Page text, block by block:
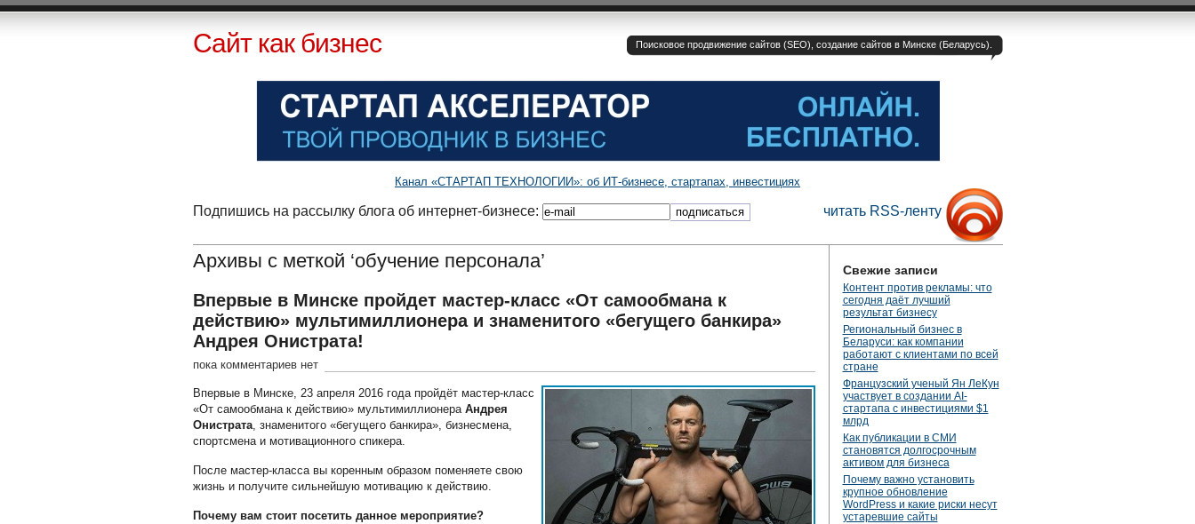
Сайт как бизнес Поисковое продвижение сайтов (SEO), создание сайтов в Минске (Беларусь).
Канал «СТАРТАП ТЕХНОЛОГИИ»: об ИТ-бизнесе, стартапах, инвестициях
Подпишись на рассылку блога об интернет-бизнесе: читать RSS-ленту
Архивы с меткой ‘обучение персонала’
Впервые в Минске пройдет мастер-класс «От самообмана к
действию» мультимиллионера и знаменитого «бегущего банкира»
Андрея Онистрата!
пока комментариев нет
Впервые в Минске, 23 апреля 2016 года пройдёт мастер-класс
«От самообмана к действию» мультимиллионера Андрея
Онистрата, знаменитого «бегущего банкира», бизнесмена,
спортсмена и мотивационного спикера.
После мастер-класса вы коренным образом поменяете свою
жизнь и получите сильнейшую мотивацию к действию.
Почему вам стоит посетить данное мероприятие?
Свежие записи
Контент против рекламы: что
сегодня даёт лучший
результат бизнесу
Региональный бизнес в
Беларуси: как компании
работают с клиентами по всей
стране
Французский ученый Ян ЛеКун
участвует в создании AI-
стартапа с инвестициями $1
млрд
Как публикации в СМИ
становятся долгосрочным
активом для бизнеса
Почему важно установить
крупное обновление
WordPress и какие риски несут
устаревшие сайты